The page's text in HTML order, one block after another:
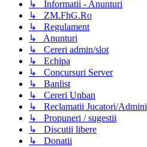
↳ Informatii - Anunturi
↳ ZM.FhG.Ro
↳ Regulament
↳ Anunturi
↳ Cereri admin/slot
↳ Echipa
↳ Concursuri Server
↳ Banlist
↳ Cereri Unban
↳ Reclamatii Jucatori/Admini
↳ Propuneri / sugestii
↳ Discutii libere
↳ Donatii